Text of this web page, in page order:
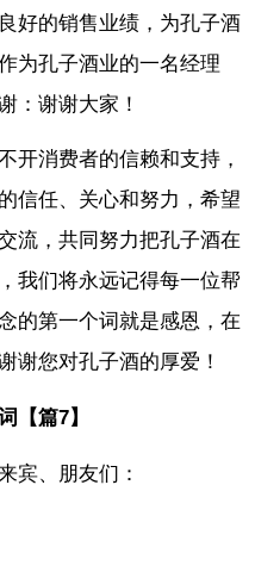
好的销售业绩，为孔子酒
为孔子酒业的一名经理
：谢谢大家！
开消费者的信赖和支持，
信任、关心和努力，希望
流，共同努力把孔子酒在
我们将永远记得每一位帮
的第一个词就是感恩，在
谢您对孔子酒的厚爱！
【篇7】
宾、朋友们：